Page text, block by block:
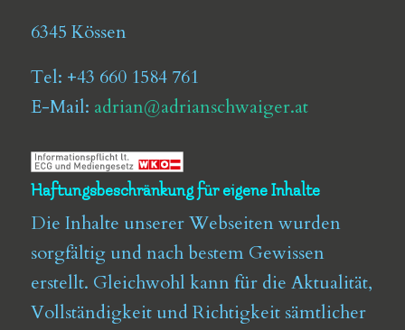
6345 Kössen
Tel: +43 660 1584 761
E-Mail: adrian@adrianschwaiger.at
Haftungsbeschränkung für eigene Inhalte
Die Inhalte unserer Webseiten wurden
sorgfältig und nach bestem Gewissen
erstellt. Gleichwohl kann für die Aktualität,
Vollständigkeit und Richtigkeit sämtlicher